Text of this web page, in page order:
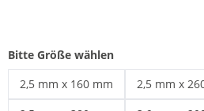
Bitte Größe wählen
2,5 mm x 160 mm
Kabelbinder weiß | 2,5 mm x 160
2,5 mm x
Kabelbinder